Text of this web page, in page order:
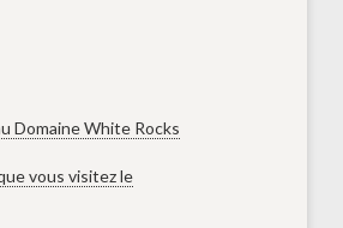
Domaine White Rocks
vous visitez le